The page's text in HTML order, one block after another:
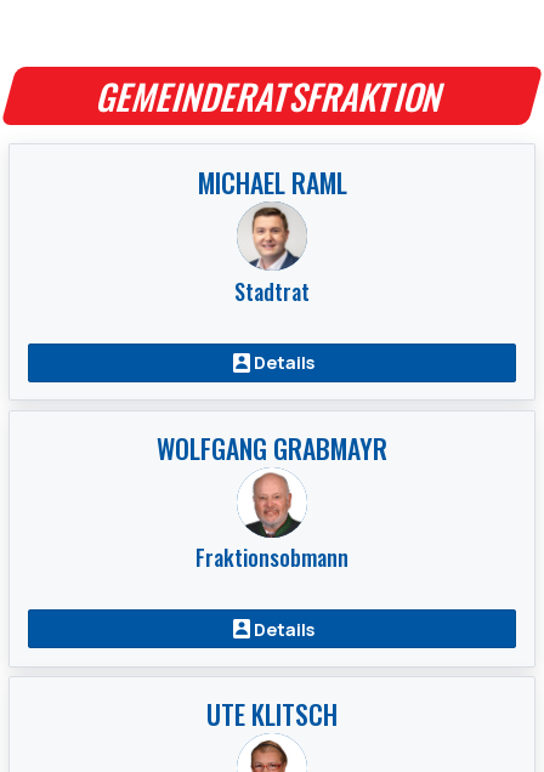
GEMEINDERATSFRAKTION
MICHAEL RAML
Stadtrat
Details
WOLFGANG GRABMAYR
Fraktionsobmann
Details
UTE KLITSCH